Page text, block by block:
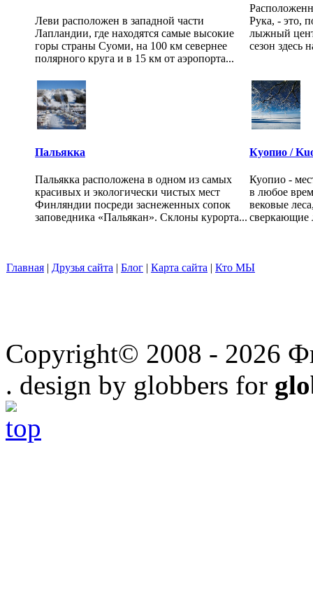
Леви расположен в западной части
Лапландии, где находятся самые высокие
горы страны Суоми, на 100 км севернее
полярного круга и в 15 км от аэропорта...
Рука, - это,
лыжный
сезон здесь
Пальякка
Пальякка расположена в одном из самых
красивых и экологически чистых мест
Финляндии посреди заснеженных сопок
заповедника «Пальякан». Склоны курорта...
Куопио /
Куопио -
в любое
вековые
сверкающие
Главная | Друзья сайта | Блог | Карта сайта | Кто МЫ
Copyright© 2008 - 2026
. design by globbers for